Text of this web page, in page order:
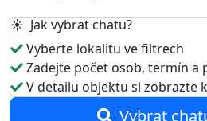
☀️ Jak vybrat chatu?
Vyberte lokalitu ve filtrech
Zadejte počet osob, termín a
V detailu objektu si zobrazte
Vybrat